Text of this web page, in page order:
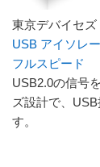
東京デバイセズ
USB アイソレ
フルスピード
USB2.0の信号
ズ設計で、
す。